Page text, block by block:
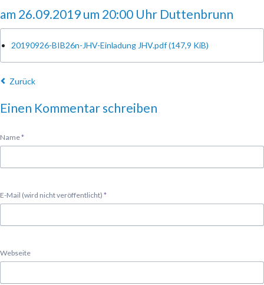
am 26.09.2019 um 20:00 Uhr Duttenbrunn
20190926-BIB26n-JHV-Einladung JHV.pdf(147,9 KiB)
Zurück
Einen Kommentar schreiben
Pflichtfeld
Name*
Pflichtfeld
E-Mail (wird nicht veröffentlicht) *
Webseite